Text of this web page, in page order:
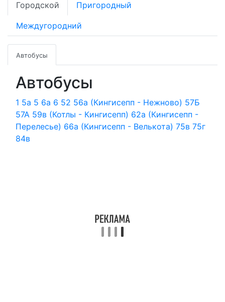
Городской Пригородный
Междугородний
Автобусы
Автобусы
1 5а 5 6а 6 52 56а (Кингисепп - Нежново) 57Б
57А 59в (Котлы - Кингисепп) 62а (Кингисепп -
Перелесье) 66а (Кингисепп - Велькота) 75в 75г
84в